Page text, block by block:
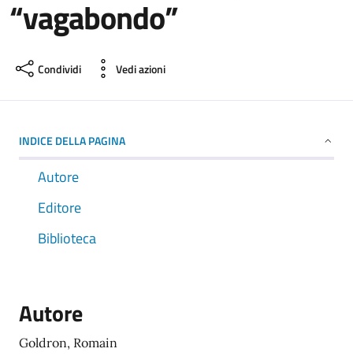
“vagabondo”
Condividi Vedi azioni
INDICE DELLA PAGINA
Autore
Editore
Biblioteca
Autore
Goldron, Romain